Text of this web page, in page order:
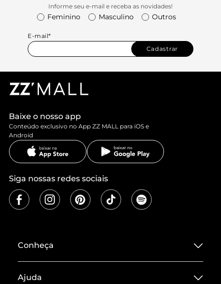
Informe seu e-mail e receba as novidades!
Feminino Masculino Outros
E-mail*
Cadastrar
Baixe o nosso app
Conteúdo exclusivo no App ZZ MALL para iOS e
Android
Siga nossas redes sociais
Conheça
Ajuda